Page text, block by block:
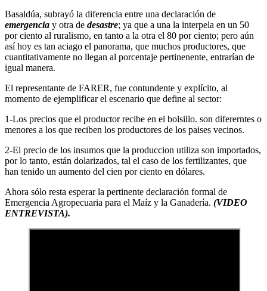
Basaldúa, subrayó la diferencia entre una declaración de
emergencia y otra de desastre; ya que a una la interpela en un 50
por ciento al ruralismo, en tanto a la otra el 80 por ciento; pero aún
así hoy es tan aciago el panorama, que muchos productores, que
cuantitativamente no llegan al porcentaje pertinenente, entrarían de
igual manera.
El representante de FARER, fue contundente y explícito, al
momento de ejemplificar el escenario que define al sector:
1-Los precios que el productor recibe en el bolsillo. son difererntes o
menores a los que reciben los productores de los paises vecinos.
2-El precio de los insumos que la produccion utiliza son importados,
por lo tanto, están dolarizados, tal el caso de los fertilizantes, que
han tenido un aumento del cien por ciento en dólares.
Ahora sólo resta esperar la pertinente declaración formal de
Emergencia Agropecuaria para el Maíz y la Ganadería. (VIDEO
ENTREVISTA).